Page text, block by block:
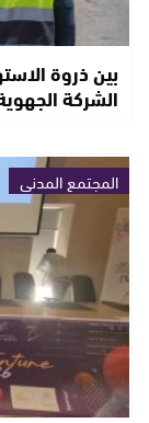
بين ذروة
الشركة
المجتمع المدني